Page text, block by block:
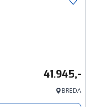
41.945,-
BREDA